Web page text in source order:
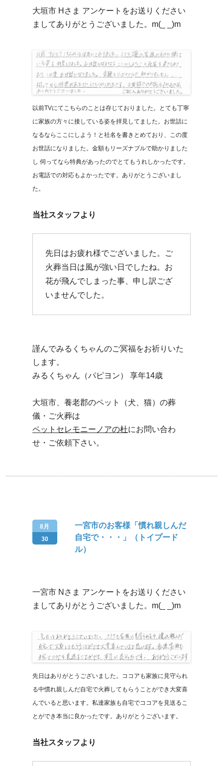
大垣市 Hさま アンケートをお送りください
ましてありがとうございました。m(_ _)m
以前TVにてこちらのことは存じておりました。とても丁寧
に家族の方々に接している姿を拝見してました。お世話に
なるならここにしよう！と社名を書きとめており、この度
お世話になりました。金額もリーズナブルで助かりました
し 伺ってなら特典があったのでとてもうれしかったです。
お電話での対応もよかったです。ありがとうございまし
た。
当社スタッフより
先日はお疲れ様でございました。ご
火葬当日は風が強い日でしたね。お
花が飛んでしまった事、申し訳ござ
いませんでした。
謹んでみるくちゃんのご冥福をお祈りいた
します。
みるくちゃん（パピヨン） 享年14歳
大垣市、養老郡のペット（犬、猫）の葬
儀・ご火葬は
ペットセレモニーノアの杜にお問い合わ
せ・ご依頼下さい。
8月
30
一宮市のお客様「慣れ親しんだ
自宅で・・・」（トイプード
ル）
一宮市 Nさま アンケートをお送りください
ましてありがとうございました。m(_ _)m
先日はありがとうございました。ココアも家族に見守られ
る中慣れ親しんだ自宅で火葬してもらうことができ大変喜
んでいると思います。私達家族も自宅でココアを見送るこ
とができ本当に良かったです。ありがとうございます。
当社スタッフより